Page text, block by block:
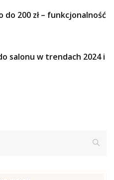
do 200 zł – funkcjonalność
salonu w trendach 2024 i